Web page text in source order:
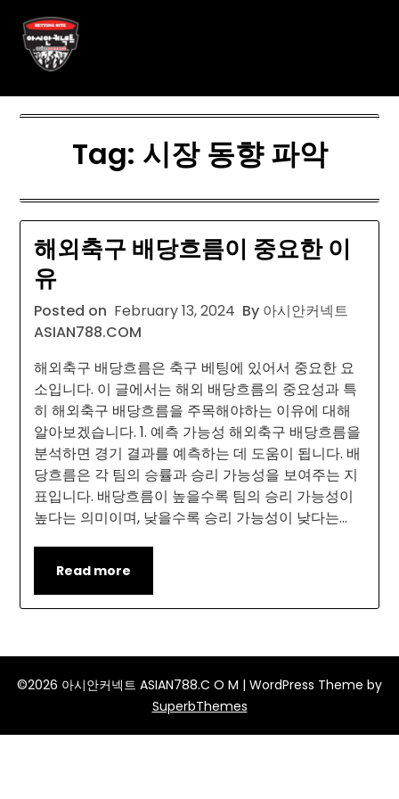
content
Tag: 시장 동향 파악
해외축구 배당흐름이 중요한 이
유
Posted on February 13, 2024 By 아시안커넥트
ASIAN788.COM
해외축구 배당흐름은 축구 베팅에 있어서 중요한 요
소입니다. 이 글에서는 해외 배당흐름의 중요성과 특
히 해외축구 배당흐름을 주목해야하는 이유에 대해
알아보겠습니다. 1. 예측 가능성 해외축구 배당흐름을
분석하면 경기 결과를 예측하는 데 도움이 됩니다. 배
당흐름은 각 팀의 승률과 승리 가능성을 보여주는 지
표입니다. 배당흐름이 높을수록 팀의 승리 가능성이
높다는 의미이며, 낮을수록 승리 가능성이 낮다는…
Read more
©2026 아시안커넥트 ASIAN788.C O M | WordPress Theme by
SuperbThemes